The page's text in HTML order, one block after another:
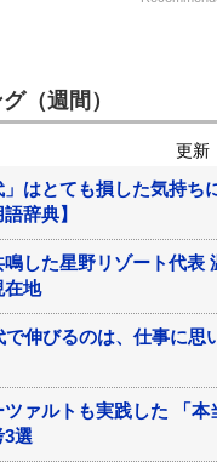
（週間）
更新
」はとても損した気持
辞典】
した星野リゾート代表
在地
で伸びるのは、仕事に思
ァルトも実践した 「本
3選